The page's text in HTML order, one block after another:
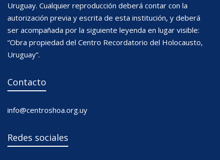
Uruguay. Cualquier reproducción deberá contar con la
autorización previa y escrita de esta institución, y deberá
ser acompañada por la siguiente leyenda en lugar visible:
“Obra propiedad del Centro Recordatorio del Holocausto,
Uruguay”.
Contacto
info@centroshoa.org.uy
Redes sociales